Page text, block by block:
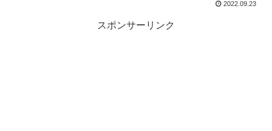
2022.09.23
スポンサーリンク